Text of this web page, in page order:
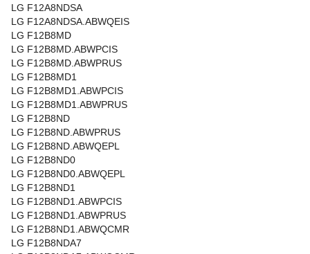
LG F12A8NDSA
LG F12A8NDSA.ABWQEIS
LG F12B8MD
LG F12B8MD.ABWPCIS
LG F12B8MD.ABWPRUS
LG F12B8MD1
LG F12B8MD1.ABWPCIS
LG F12B8MD1.ABWPRUS
LG F12B8ND
LG F12B8ND.ABWPRUS
LG F12B8ND.ABWQEPL
LG F12B8ND0
LG F12B8ND0.ABWQEPL
LG F12B8ND1
LG F12B8ND1.ABWPCIS
LG F12B8ND1.ABWPRUS
LG F12B8ND1.ABWQCMR
LG F12B8NDA7